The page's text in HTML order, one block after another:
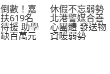
數！嘉
619名
援 助學
百萬元
休假不忘弱勢
北港警媒合善
心團體 發送物
資暖弱勢